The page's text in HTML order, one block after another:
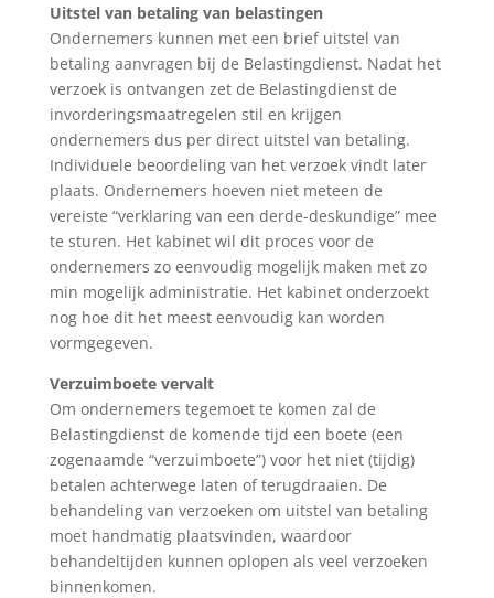
Uitstel van betaling van belastingen
Ondernemers kunnen met een brief uitstel van
betaling aanvragen bij de Belastingdienst. Nadat het
verzoek is ontvangen zet de Belastingdienst de
invorderingsmaatregelen stil en krijgen
ondernemers dus per direct uitstel van betaling.
Individuele beoordeling van het verzoek vindt later
plaats. Ondernemers hoeven niet meteen de
vereiste “verklaring van een derde-deskundige” mee
te sturen. Het kabinet wil dit proces voor de
ondernemers zo eenvoudig mogelijk maken met zo
min mogelijk administratie. Het kabinet onderzoekt
nog hoe dit het meest eenvoudig kan worden
vormgegeven.
Verzuimboete vervalt
Om ondernemers tegemoet te komen zal de
Belastingdienst de komende tijd een boete (een
zogenaamde “verzuimboete”) voor het niet (tijdig)
betalen achterwege laten of terugdraaien. De
behandeling van verzoeken om uitstel van betaling
moet handmatig plaatsvinden, waardoor
behandeltijden kunnen oplopen als veel verzoeken
binnenkomen.